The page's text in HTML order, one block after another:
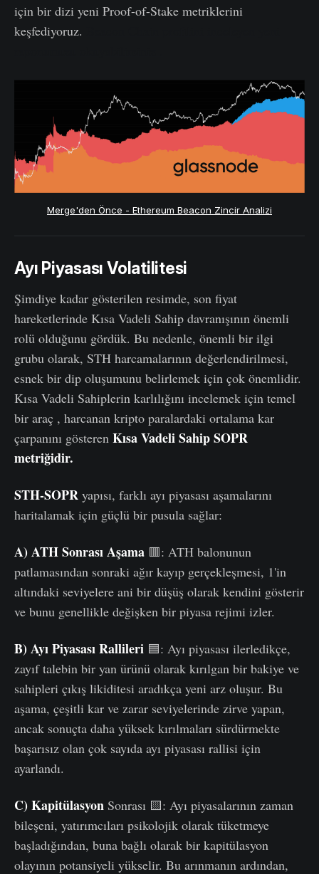
için bir dizi yeni Proof-of-Stake metriklerini
keşfediyoruz.
Merge'den Önce - Ethereum Beacon Zincir Analizi
Ayı PiyasasıVolatilitesi
Şimdiye kadar gösterilen resimde, son fiyat
hareketlerinde Kısa Vadeli Sahip davranışının önemli
rolü olduğunu gördük. Bu nedenle, önemli bir ilgi
grubu olarak, STH harcamalarının değerlendirilmesi,
esnek bir dip oluşumunu belirlemek için çok önemlidir.
Kısa Vadeli Sahiplerin karlılığını incelemek için temel
bir araç , harcanan kripto paralardaki ortalama kar
çarpanını gösteren Kısa Vadeli Sahip SOPR
metriğidir.
STH-SOPR yapısı, farklı ayı piyasası aşamalarını
haritalamak için güçlü bir pusula sağlar:
A) ATH Sonrası Aşama 🟥: ATH balonunun
patlamasından sonraki ağır kayıp gerçekleşmesi, 1'in
altındaki seviyelere ani bir düşüş olarak kendini gösterir
ve bunu genellikle değişken bir piyasa rejimi izler.
B) Ayı Piyasası Rallileri 🟦: Ayı piyasası ilerledikçe,
zayıf talebin bir yan ürünü olarak kırılgan bir bakiye ve
sahipleri çıkış likiditesi aradıkça yeni arz oluşur. Bu
aşama, çeşitli kar ve zarar seviyelerinde zirve yapan,
ancak sonuçta daha yüksek kırılmaları sürdürmekte
başarısız olan çok sayıda ayı piyasası rallisi için
ayarlandı.
C) Kapitülasyon Sonrası 🟨: Ayı piyasalarının zaman
bileşeni, yatırımcıları psikolojik olarak tüketmeye
başladığından, buna bağlı olarak bir kapitülasyon
olayının potansiyeli yükselir. Bu arınmanın ardından,